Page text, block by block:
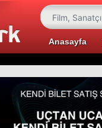
Anasayfa